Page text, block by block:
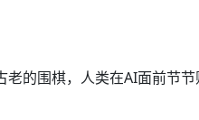
的围棋，人类在AI面前节